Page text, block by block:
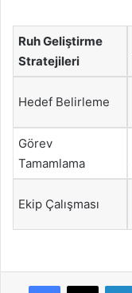
Ruh Geliştirme
Stratejileri
Hedef Belirleme
Görev
Tamamlama
Ekip Çalışması
Facebook
X